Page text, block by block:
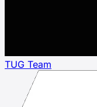
TUG Team